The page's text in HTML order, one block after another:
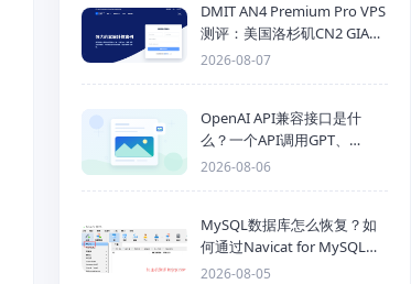
DMIT AN4 Premium Pro VPS
测评：美国洛杉矶CN2 GIA三
网优化线路性能测试
2026-08-07
OpenAI API兼容接口是什
么？一个API调用GPT、
Claude、Gemini、DeepSeek
2026-08-06
MySQL数据库怎么恢复？如
何通过Navicat for MySQL导
入SQL备份文件
2026-08-05